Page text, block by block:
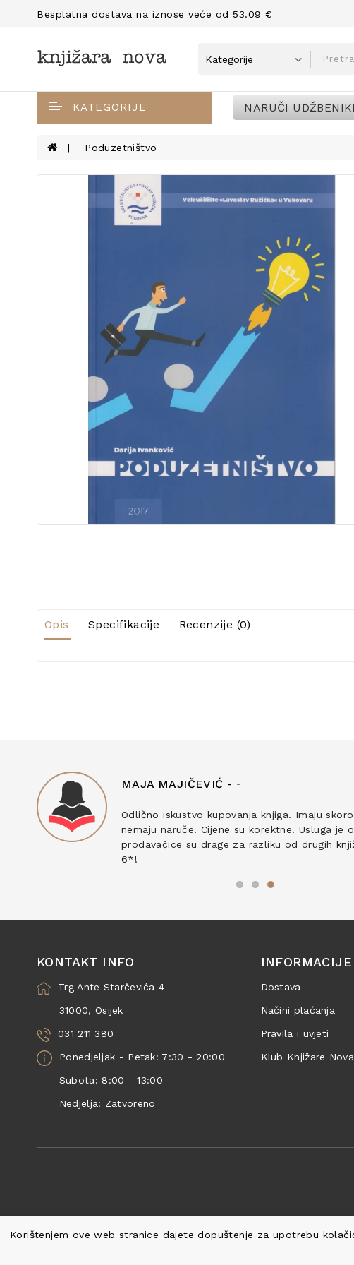
Besplatna dostava na iznose veće od 53.09 €
KATEGORIJE NARUČI
Poduzetništvo
Opis Specifikacije Recenzije (0)
Korištenjem ove web stranice dajete dopuštenje za upotrebu
MAJA MAJIČEVIĆ - -
Odlično iskustvo kupovanja knjiga. Imaju
nemaju naruče. Cijene su korektne. Usluga je
prodavačice su drage za razliku od drugih
6*!
KONTAKT INFO
Trg Ante Starčevića 4
31000, Osijek
031 211 380
Ponedjeljak - Petak: 7:30 - 20:00
Subota: 8:00 - 13:00
Nedjelja: Zatvoreno
INFORMACIJE
Dostava
Načini plaćanja
Pravila i uvjeti
Klub Knjižare Nova